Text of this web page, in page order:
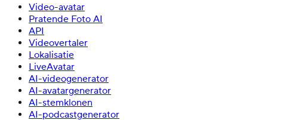
Video-avatar
Pratende Foto AI
API
Videovertaler
Lokalisatie
LiveAvatar
AI-videogenerator
AI-avatargenerator
AI-stemklonen
AI-podcastgenerator